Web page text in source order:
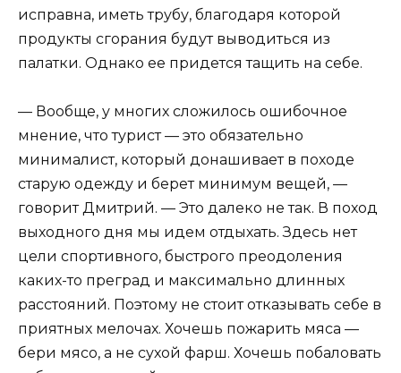
исправна, иметь трубу, благодаря которой
продукты сгорания будут выводиться из
палатки. Однако ее придется тащить на себе.
— Вообще, у многих сложилось ошибочное
мнение, что турист — это обязательно
минималист, который донашивает в походе
старую одежду и берет минимум вещей, —
говорит Дмитрий. — Это далеко не так. В поход
выходного дня мы идем отдыхать. Здесь нет
цели спортивного, быстрого преодоления
каких-то преград и максимально длинных
расстояний. Поэтому не стоит отказывать себе в
приятных мелочах. Хочешь пожарить мяса —
бери мясо, а не сухой фарш. Хочешь побаловать